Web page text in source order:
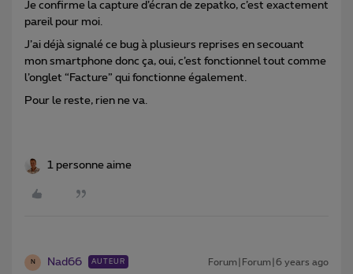
Je confirme la capture d’écran de zepatko, c’est exactement
pareil pour moi.
J’ai déjà signalé ce bug à plusieurs reprises en secouant
mon smartphone donc ça, oui, c’est fonctionnel tout comme
l’onglet “Facture” qui fonctionne également.
Pour le reste, rien ne va.
1 personne aime
N Nad66 AUTEUR Forum|Forum|6 years ago